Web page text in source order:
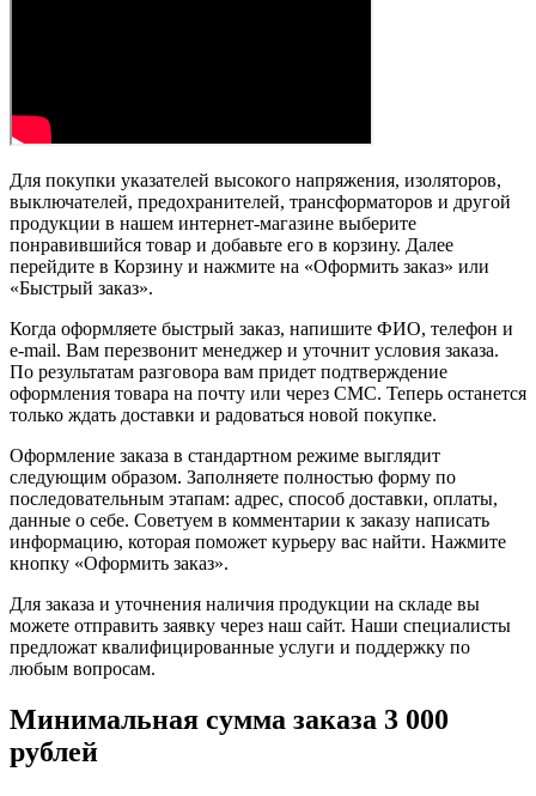
Для покупки указателей высокого напряжения, изоляторов,
выключателей, предохранителей, трансформаторов и другой
продукции в нашем интернет-магазине выберите
понравившийся товар и добавьте его в корзину. Далее
перейдите в Корзину и нажмите на «Оформить заказ» или
«Быстрый заказ».
Когда оформляете быстрый заказ, напишите ФИО, телефон и
e-mail. Вам перезвонит менеджер и уточнит условия заказа.
По результатам разговора вам придет подтверждение
оформления товара на почту или через СМС. Теперь останется
только ждать доставки и радоваться новой покупке.
Оформление заказа в стандартном режиме выглядит
следующим образом. Заполняете полностью форму по
последовательным этапам: адрес, способ доставки, оплаты,
данные о себе. Советуем в комментарии к заказу написать
информацию, которая поможет курьеру вас найти. Нажмите
кнопку «Оформить заказ».
Для заказа и уточнения наличия продукции на складе вы
можете отправить заявку через наш сайт. Наши специалисты
предложат квалифицированные услуги и поддержку по
любым вопросам.
Минимальная сумма заказа 3 000
рублей